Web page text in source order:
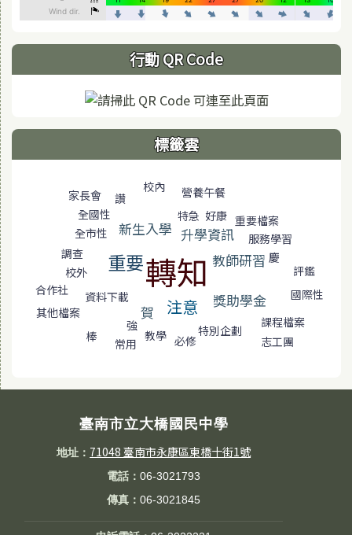
行動 QR Code
標籤雲
家長會 讚
校內
營養午餐
全國性
新生入學
特急 好康
全市性
升學資訊
重要檔案
調查
服務學習
校外 重要轉知 教師研習 慶
評鑑
合作社
資料下載
其他檔案
賀 注意 獎助學金 國際性
棒
強
課程檔案
常用
教學 必修
特別企劃
志工團
臺南市立大橋國民中學
地址： 71048 臺南市永康區東橋十街1號
電話：06-3021793
傳真：06-3021845